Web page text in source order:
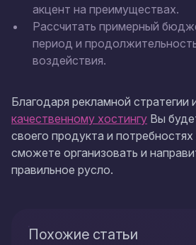
акцент на преимуществах.
Рассчитать примерный
период и
воздействия.
Благодаря рекламной стратегии
качественному хостингу Вы
своего продукта и
сможете организовать и
правильное русло.
Похожие статьи